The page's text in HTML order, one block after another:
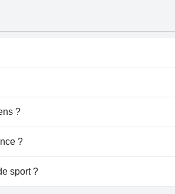
?
?
sport ?